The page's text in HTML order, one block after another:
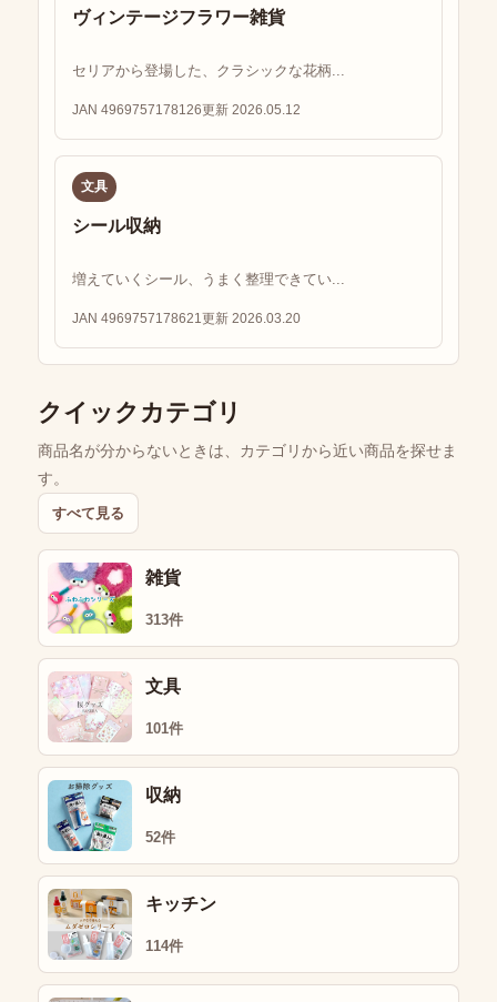
ヴィンテージフラワー雑貨
セリアから登場した、クラシックな花柄...
JAN 4969757178126更新 2026.05.12
文具
シール収納
増えていくシール、うまく整理できてい...
JAN 4969757178621 更新 2026.03.20
クイックカテゴリ
商品名が分からないときは、カテゴリから近い商品を探せま
す。
すべて見る
雑貨
313件
文具
101件
収納
52件
キッチン
114件